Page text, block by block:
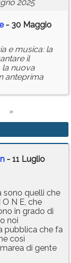
2025
- 30 Maggio
e musica: la
il
la nuova
anteprima
»
- 11 Luglio
sono quelli che
N E, che
in grado di
noi
pubblica che fa
così
di gente